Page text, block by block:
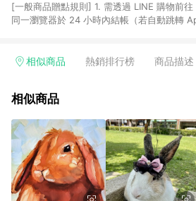
[一般商品贈點規則] 1. 需透過 LINE 購物前
同一瀏覽器於 24 小時內結帳（若自動跳轉
回饋訂單不得享有 Pinkoi 站方優惠，例如首
行為，不具贈點資格，部分退款不在此限。 6.
貨後 45 天後發送。 8. 群眾募資商品，禮物
運費，攤位費等不具贈點資格。 9. LINE 購
顏色、價位、贈品如與 Pinkoi 商品資訊頁及
Pinkoi 購物商品資訊頁及購物車標示為準。
則請以點數紅包活動說明為準。 11. 若於
頁面後才首次下載 Pinkoi APP 並完成訂單，
相似商品 熱銷排行榜 商品描述
相似商品